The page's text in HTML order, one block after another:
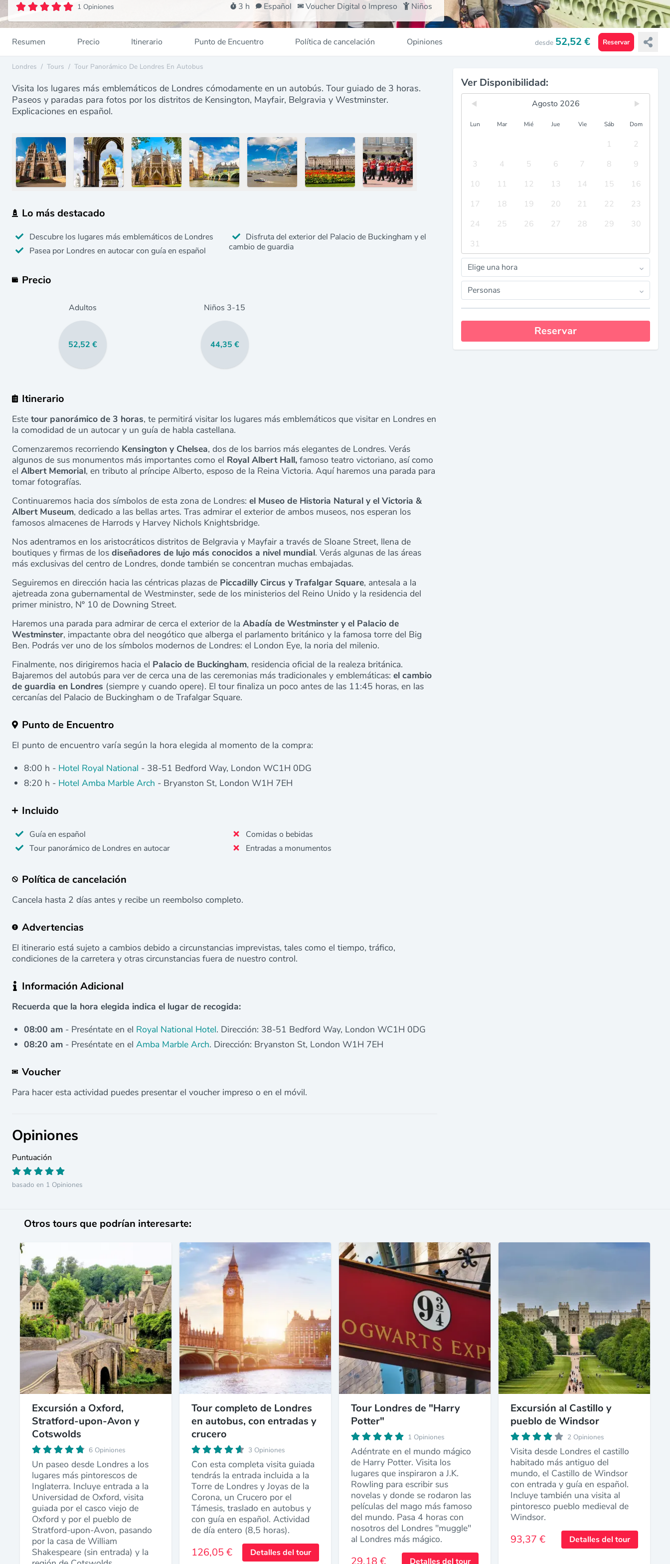
1 Opiniones 3 h Español Voucher Digital o Impreso Niños
Resumen Precio Itinerario Punto de Encuentro Política de cancelación Opiniones desde 52,52 € Reservar
Londres / Tours / Tour Panorámico De Londres En Autobus
Visita los lugares más emblemáticos de Londres cómodamente en un autobús. Tour guiado de 3 horas.
Paseos y paradas para fotos por los distritos de Kensington, Mayfair, Belgravia y Westminster.
Explicaciones en español.
Lo más destacado
Descubre los lugares más emblemáticos de Londres
Pasea por Londres en autocar con guía en español
Disfruta del exterior del Palacio de Buckingham y el
cambio de guardia
Precio
Adultos
52,52 €
Niños 3-15
44,35 €
Itinerario
Este tour panorámico de 3 horas, te permitirá visitar los lugares más emblemáticos que visitar en Londres en
la comodidad de un autocar y un guía de habla castellana.
Comenzaremos recorriendo Kensington y Chelsea, dos de los barrios más elegantes de Londres. Verás
algunos de sus monumentos más importantes como el Royal Albert Hall, famoso teatro victoriano, así como
el Albert Memorial, en tributo al príncipe Alberto, esposo de la Reina Victoria. Aquí haremos una parada para
tomar fotografías.
Continuaremos hacia dos símbolos de esta zona de Londres: el Museo de Historia Natural y el Victoria &
Albert Museum, dedicado a las bellas artes. Tras admirar el exterior de ambos museos, nos esperan los
famosos almacenes de Harrods y Harvey Nichols Knightsbridge.
Nos adentramos en los aristocráticos distritos de Belgravia y Mayfair a través de Sloane Street, llena de
boutiques y firmas de los diseñadores de lujo más conocidos a nivel mundial. Verás algunas de las áreas
más exclusivas del centro de Londres, donde también se concentran muchas embajadas.
Seguiremos en dirección hacia las céntricas plazas de Piccadilly Circus y Trafalgar Square, antesala a la
ajetreada zona gubernamental de Westminster, sede de los ministerios del Reino Unido y la residencia del
primer ministro, Nº 10 de Downing Street.
Haremos una parada para admirar de cerca el exterior de la Abadía de Westminster y el Palacio de
Westminster, impactante obra del neogótico que alberga el parlamento británico y la famosa torre del Big
Ben. Podrás ver uno de los símbolos modernos de Londres: el London Eye, la noria del milenio.
Finalmente, nos dirigiremos hacia el Palacio de Buckingham, residencia oficial de la realeza británica.
Bajaremos del autobús para ver de cerca una de las ceremonias más tradicionales y emblemáticas: el cambio
de guardia en Londres (siempre y cuando opere). El tour finaliza un poco antes de las 11:45 horas, en las
cercanías del Palacio de Buckingham o de Trafalgar Square.
Punto de Encuentro
El punto de encuentro varía según la hora elegida al momento de la compra:
8:00 h - Hotel Royal National - 38-51 Bedford Way, London WC1H 0DG
8:20 h - Hotel Amba Marble Arch - Bryanston St, London W1H 7EH
Incluido
Guía en español
Tour panorámico de Londres en autocar
Comidas o bebidas
Entradas a monumentos
Política de cancelación
Cancela hasta 2 días antes y recibe un reembolso completo.
Advertencias
El itinerario está sujeto a cambios debido a circunstancias imprevistas, tales como el tiempo, tráfico,
condiciones de la carretera y otras circunstancias fuera de nuestro control.
Información Adicional
Recuerda que la hora elegida indica el lugar de recogida:
08:00 am - Preséntate en el Royal National Hotel. Dirección: 38-51 Bedford Way, London WC1H 0DG
08:20 am - Preséntate en el Amba Marble Arch. Dirección: Bryanston St, London W1H 7EH
Voucher
Para hacer esta actividad puedes presentar el voucher impreso o en el móvil.
Opiniones
Puntuación
basado en 1 Opiniones
Ver Disponibilidad:
Agosto 2026
Lun Mar Mié Jue Vie Sáb Dom
1
2
3
4 5 6 7 8
9
10
11 12 13 14 15
16
17
18 19 20 21 22
23
24
25 26 27 28 29
30
31
Elige una hora
Personas
Reservar
Otros tours que podrían interesarte:
Excursión a Oxford,
Stratford-upon-Avon y
Cotswolds
6 Opiniones
Un paseo desde Londres a los
lugares más pintorescos de
Inglaterra. Incluye entrada a la
Universidad de Oxford, visita
guiada por el casco viejo de
Oxford y por el pueblo de
Stratford-upon-Avon, pasando
por la casa de William
Shakespeare (sin entrada) y la
Tour completo de Londres
en autobus, con entradas y
crucero
3 Opiniones
Con esta completa visita guiada
tendrás la entrada incluida a la
Torre de Londres y Joyas de la
Corona, un Crucero por el
Támesis, traslado en autobus y
con guía en español. Actividad
de día entero (8,5 horas).
126,05 € Detalles del tour
Tour Londres de "Harry
Potter"
1 Opiniones
Adéntrate en el mundo mágico
de Harry Potter. Visita los
lugares que inspiraron a J.K.
Rowling para escribir sus
novelas y donde se rodaron las
películas del mago más famoso
del mundo. Pasa 4 horas con
nosotros del Londres "muggle"
al Londres más mágico.
Detalles del tour
Excursión al Castillo y
pueblo de Windsor
2 Opiniones
Visita desde Londres el castillo
habitado más antiguo del
mundo, el Castillo de Windsor
con entrada y guía en español.
Incluye también una visita al
pintoresco pueblo medieval de
Windsor.
93,37 € Detalles del tour